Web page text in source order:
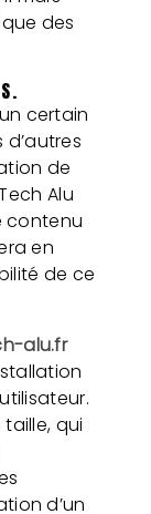
des
certain
de
Alu
contenu
en
de ce
alu.fr
qui
d’un